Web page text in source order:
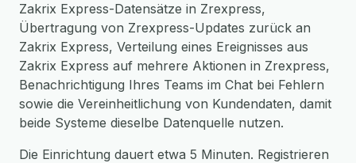
Zakrix Express-Datensätze in Zrexpress,
Übertragung von Zrexpress-Updates zurück an
Zakrix Express, Verteilung eines Ereignisses aus
Zakrix Express auf mehrere Aktionen in Zrexpress,
Benachrichtigung Ihres Teams im Chat bei Fehlern
sowie die Vereinheitlichung von Kundendaten, damit
beide Systeme dieselbe Datenquelle nutzen.
Die Einrichtung dauert etwa 5 Minuten. Registrieren